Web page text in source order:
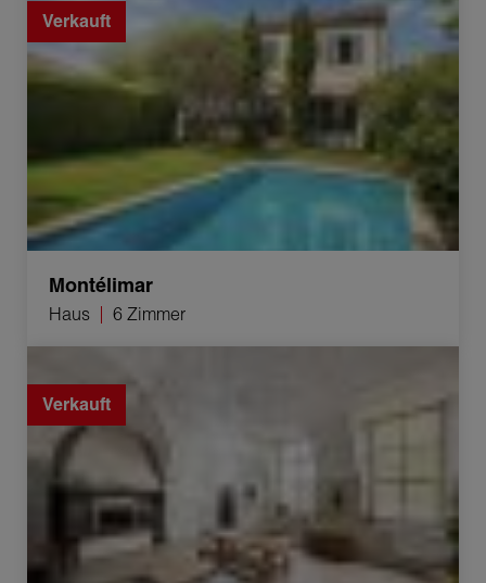
Verkauft
Montélimar
Haus 6 Zimmer
117.44 m²
Verkauft